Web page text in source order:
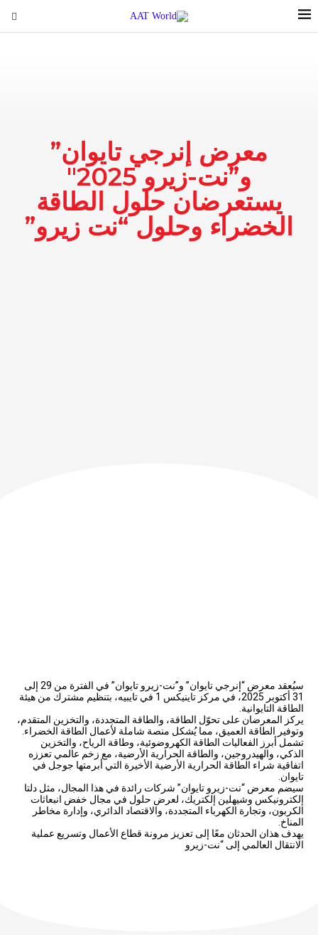
معرض إنرجي تايوان”
و”نت-زيرو 2025″
يستعرضان حلول الطاقة
الخضراء وحلول “نت زيرو”
سيُعقد معرض “إنرجي تايوان” و”نت-زيرو تايوان” في الفترة من 29 إلى
31 أكتوبر 2025، في مركز تاينيكس 1 في تايبيه، بتنظيم مشترك من هيئة
الطاقة التايوانية.
يركز المعرضان على تحوّل الطاقة، والطاقة المتجددة، والتخزين المتقدم،
وتوفير الطاقة العميق، مما يُشكل منصة شاملة لأعمال الطاقة الخضراء.
تشمل أبرز الفعاليات الطاقة الكهروضوئية، وطاقة الرياح، والتخزين
الذكي، والهيدروجين، والطاقة الحرارية الأرضية، مع زخم عالمي تعززه
اتفاقية شراء الطاقة الحرارية الأرضية الأخيرة التي أبرمتها جوجل في
تايوان.
سيضم معرض “نت-زيرو تايوان” شركات رائدة في هذا المجال، مثل دلتا
إلكترونيكس وشيهلين إلكتريك، لعرض حلول في مجال خفض انبعاثات
الكربون، وتجارة الكهرباء المتجددة، والاقتصاد الدائري، وإدارة مخاطر
المناخ.
يهدف هذان الحدثان معًا إلى تعزيز مرونة قطاع الأعمال وتسريع عملية
الانتقال العالمي إلى “نت-زيرو